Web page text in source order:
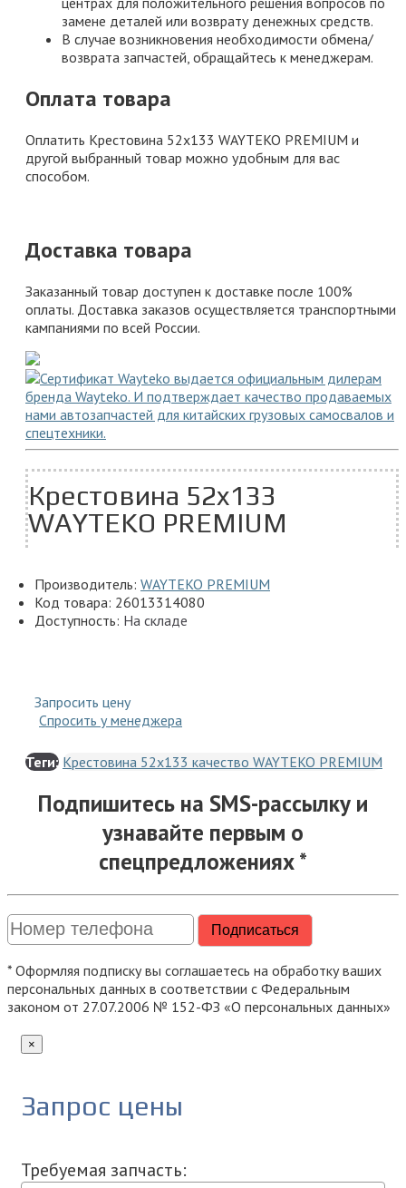
замене деталей или возврату денежных средств.
В случае возникновения необходимости обмена/
возврата запчастей, обращайтесь к менеджерам.
Оплата товара
Оплатить Крестовина 52x133 WAYTEKO PREMIUM и
другой выбранный товар можно удобным для вас
способом.
Доставка товара
Заказанный товар доступен к доставке после 100%
оплаты. Доставка заказов осуществляется транспортными
кампаниями по всей России.
Крестовина 52x133
WAYTEKO PREMIUM
Производитель: WAYTEKO PREMIUM
Код товара: 26013314080
Доступность: На складе
Запросить цену
Спросить у менеджера
Теги: Крестовина 52x133 качество WAYTEKO PREMIUM
Подпишитесь на SMS-рассылку и
узнавайте первым о
спецпредложениях *
* Оформляя подписку вы соглашаетесь на обработку ваших
персональных данных в соответствии с Федеральным
законом от 27.07.2006 № 152-ФЗ «О персональных данных»
×
Запрос цены
Требуемая запчасть: